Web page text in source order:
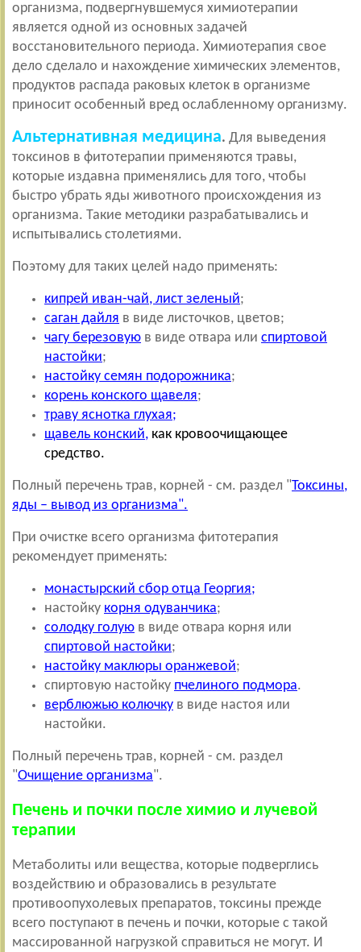
организма, подвергнувшемуся химиотерапии
является одной из основных задачей
восстановительного периода. Химиотерапия свое
дело сделало и нахождение химических элементов,
продуктов распада раковых клеток в организме
приносит особенный вред ослабленному организму.
Альтернативная медицина. Для выведения
токсинов в фитотерапии применяются травы,
которые издавна применялись для того, чтобы
быстро убрать яды животного происхождения из
организма. Такие методики разрабатывались и
испытывались столетиями.
Поэтому для таких целей надо применять:
кипрей иван-чай, лист зеленый;
саган дайля в виде листочков, цветов;
чагу березовую в виде отвара или спиртовой
настойки;
настойку семян подорожника;
корень конского щавеля;
траву яснотка глухая;
щавель конский, как кровоочищающее
средство.
Полный перечень трав, корней - см. раздел "Токсины,
яды – вывод из организма".
При очистке всего организма фитотерапия
рекомендует применять:
монастырский сбор отца Георгия;
настойку корня одуванчика;
солодку голую в виде отвара корня или
спиртовой настойки;
настойку маклюры оранжевой;
спиртовую настойку пчелиного подмора.
верблюжью колючку в виде настоя или
настойки.
Полный перечень трав, корней - см. раздел
"Очищение организма".
Печень и почки после химио и лучевой
терапии
Метаболиты или вещества, которые подверглись
воздействию и образовались в результате
противоопухолевых препаратов, токсины прежде
всего поступают в печень и почки, которые с такой
массированной нагрузкой справиться не могут. И